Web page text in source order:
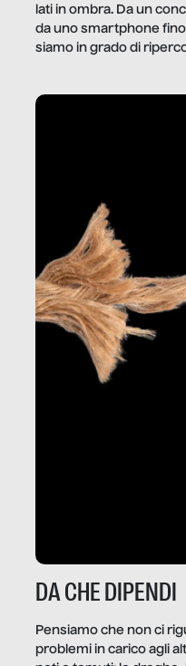
lati in ombra. Da un
da uno smartphone fino
siamo in grado di
dietro gli oggetti e i
DA CHE DIPENDI
Pensiamo che non ci
problemi in carico agli